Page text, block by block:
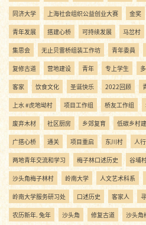
同济大学 上海社会组织公益创业大赛 金奖
青年发展 搭建心桥 可持续发展 马岔村
集思会 无止贝雷桥组装工作坊 青年委員
复修古道 营地建设 青年 专上学生
客家 饮食文化 圣诞快乐 2022回顾
上水 #虎地坳村 项目工作组 桥友工作组
废弃木材 社区厨房 乡郊复育 低碳乡村
广搭心桥 通关 项目重启 东川村 人
两地青年交流和学习 梅子林口述历史 谷埔
沙头角梅子林村 岭南大学 人文艺术科系
岭南大学服务研习处 口述历史 客家人
农历新年. 兔年 沙头角 修复古道 沙头角